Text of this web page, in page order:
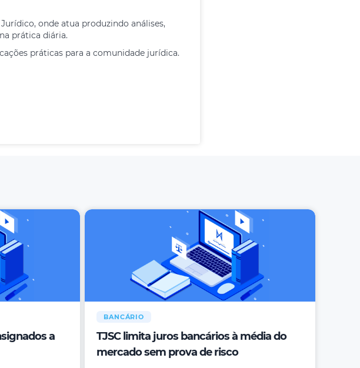
onde atua produzindo análises,
prática diária.
práticas para a comunidade jurídica.
a
BANCÁRIO
TJSC limita juros bancários à média do
mercado sem prova de risco